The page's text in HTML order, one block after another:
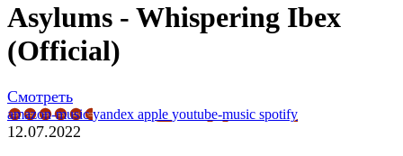
Asylums - Whispering Ibex
(Official)
Смотреть
amazon-musicyandex apple youtube-music spotify
12.07.2022